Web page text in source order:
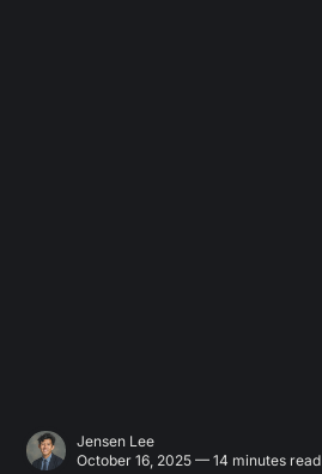
Jensen Lee
October 16, 2025 — 14 minutes read